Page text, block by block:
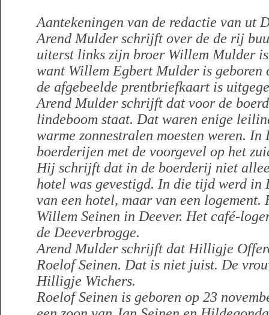
Aantekeningen van de redactie van ut
Arend Mulder schrijft over de de rij
uiterst links zijn broer Willem Mulder
want Willem Egbert Mulder is
de afgebeelde prentbriefkaart is
Arend Mulder schrijft dat voor de
lindeboom staat. Dat waren enige
warme zonnestralen moesten weren.
boerderijen met de voorgevel op het
Hij schrijft dat in de boerderij niet
hotel was gevestigd. In die tijd werd in
van een hotel, maar van een logement.
Willem Seinen in Deever. Het café-
de Deeverbrogge.
Arend Mulder schrijft dat Hilligje
Roelof Seinen. Dat is niet juist. De
Hilligje Wichers.
Roelof Seinen is geboren op 23